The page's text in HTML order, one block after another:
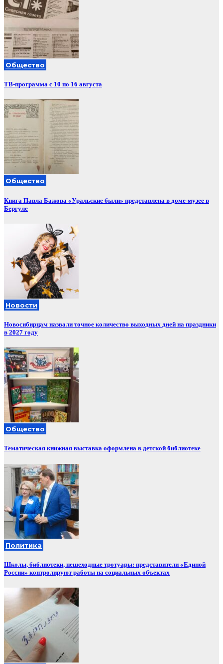
Общество
ТВ-программа с 10 по 16 августа
Общество
Книга Павла Бажова «Уральские были» представлена в доме-музее в
Бергуле
Новости
Новосибирцам назвали точное количество выходных дней на праздники
в 2027 году
Общество
Тематическая книжная выставка оформлена в детской библиотеке
Политика
Школы, библиотеки, пешеходные тротуары: представители «Единой
России» контролируют работы на социальных объектах